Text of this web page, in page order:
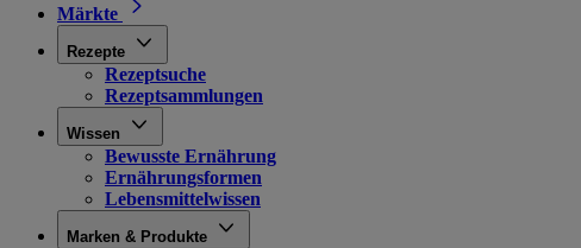
Märkte
Rezepte
Rezeptsuche
Rezeptsammlungen
Wissen
Bewusste Ernährung
Ernährungsformen
Lebensmittelwissen
Marken & Produkte